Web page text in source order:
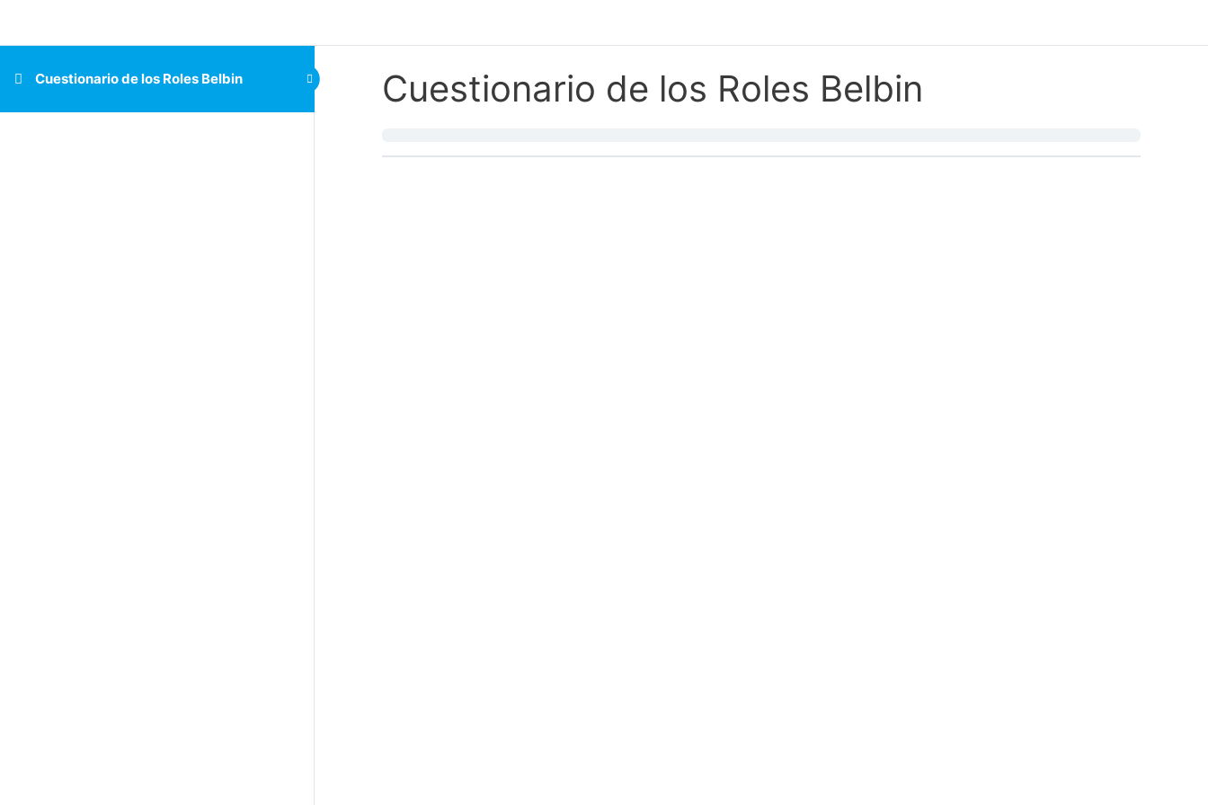
Cuestionario de los Roles Belbin Cuestionario de los Roles Belbin